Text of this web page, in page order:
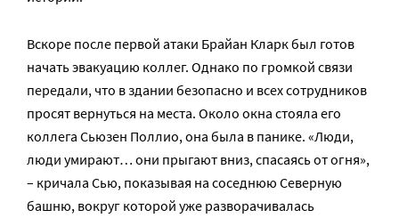
Вскоре после первой атаки Брайан Кларк был готов
начать эвакуацию коллег. Однако по громкой связи
передали, что в здании безопасно и всех сотрудников
просят вернуться на места. Около окна стояла его
коллега Сьюзен Поллио, она была в панике. «Люди,
люди умирают… они прыгают вниз, спасаясь от огня»,
– кричала Сью, показывая на соседнюю Северную
башню, вокруг которой уже разворачивалась